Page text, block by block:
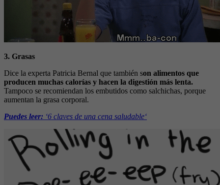
3. Grasas
Dice la experta Patricia Bernal que también son alimentos que
producen muchas calorías y hacen la digestión más lenta.
Tampoco se recomiendan los embutidos como salchichas, porque
aumentan la grasa corporal.
Puedes leer: ‘6 claves de una cena saludable‘